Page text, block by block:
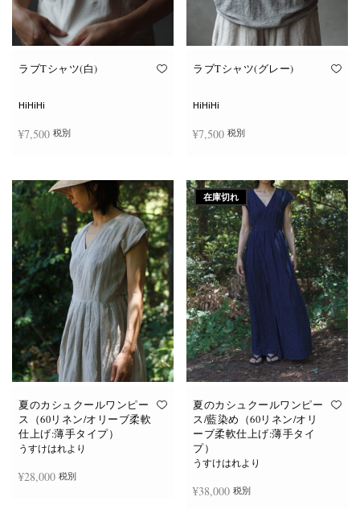
が
あ
り
ま
オ
ジ
か
ら
選
択
で
き
ま
す
が
あ
り
ま
オ
ジ
か
ら
選
択
で
き
ま
す
ラブTシャツ(白)
HiHiHi
¥7,500 税別
の
商
品
に
は
複
数
の
バ
リ
エ
ー
シ
ョ
ン
が
あ
り
ま
オ
プ
シ
ョ
ラブTシャツ(グレー)
HiHiHi
¥7,500 税別
の
商
品
に
複
数
の
ョ
ン
が
あ
り
ま
オ
プ
シ
ョ
夏のカシュクールワンピー
ス（60リネン/オリーブ柔軟
仕上げ:薄手タイプ）
うすけはれより
¥28,000 税別
在庫切れ
夏のカシュクールワンピー
ス/藍染め（60リネン/オリ
ーブ柔軟仕上げ:薄手タイ
プ）
うすけはれより
¥38,000 税別